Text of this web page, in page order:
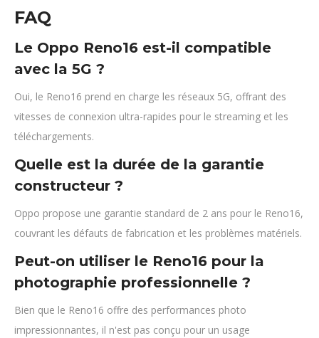
FAQ
Le Oppo Reno16 est-il compatible
avec la 5G ?
Oui, le Reno16 prend en charge les réseaux 5G, offrant des
vitesses de connexion ultra-rapides pour le streaming et les
téléchargements.
Quelle est la durée de la garantie
constructeur ?
Oppo propose une garantie standard de 2 ans pour le Reno16,
couvrant les défauts de fabrication et les problèmes matériels.
Peut-on utiliser le Reno16 pour la
photographie professionnelle ?
Bien que le Reno16 offre des performances photo
impressionnantes, il n'est pas conçu pour un usage